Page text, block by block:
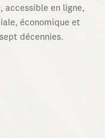
accessible en ligne,
économique et
décennies.